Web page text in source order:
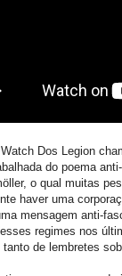
Dos Legion
do poema
o qual muitas
haver uma
mensagem anti-
regimes nos
de lembretes